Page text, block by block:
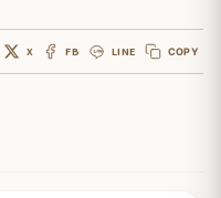
X FB LINE COPY